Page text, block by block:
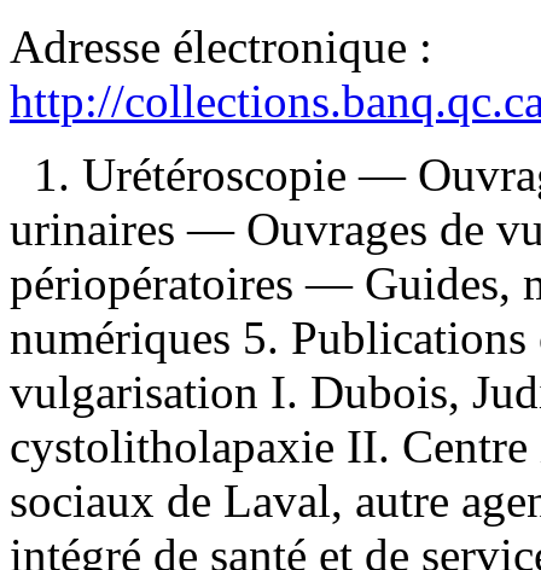
Adresse électronique :
http://
1. Urétéroscopie —
urinaires — Ouvrages de
périopératoires — Guides,
numériques 5.
vulgarisation I. Dubois,
cystolitholapaxie II. Centre
sociaux de Laval, autre
intégré de santé et de